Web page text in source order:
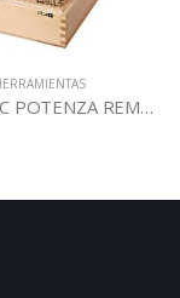
HERRAMIENTAS